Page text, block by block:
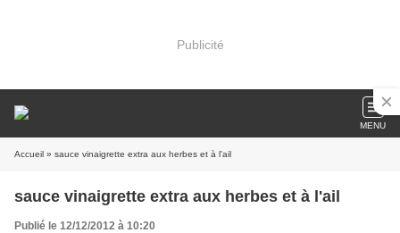
Publicité
MENU
Accueil » sauce vinaigrette extra aux herbes et à l'ail
sauce vinaigrette extra aux herbes et à l'ail
Publié le 12/12/2012 à 10:20